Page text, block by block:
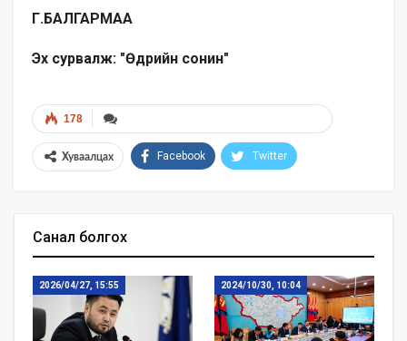
Г.БАЛГАРМАА
Эх сурвалж: "Өдрийн сонин"
178
Хуваалцах Facebook Twitter
Санал болгох
2026/04/27, 15:55 2024/10/30, 10:04